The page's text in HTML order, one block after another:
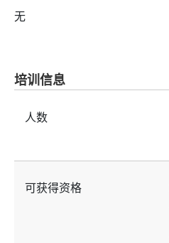
无
培训信息
人数
可获得资格